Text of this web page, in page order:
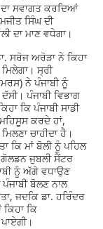
ਦਾ ਸਵਾਗਤ ਕਰਦਿਆਂ
ਸਿੰਘ ਦੀ
ਦਾ ਮਾਣ ਵਧੇਗਾ।
ਸਰੋਜ ਅਰੋੜਾ ਨੇ ਕਿਹਾ
ਸ੍ਰੀ
ਨੇ ਪੰਜਾਬੀ ਨੂੰ
ਪੰਜਾਬੀ ਵਿਭਾਗ
ਕਿ ਪੰਜਾਬੀ ਸਾਡੀ
ਕਰਦੇ ਹਾਂ,
ਚਾਹੀਦਾ ਹੈ।
ਕਿ ਮਾਂ ਬੋਲੀ ਨੂੰ ਪਹਿਲ
ਗੋਲਡਨ ਜੁਬਲੀ ਸੈਂਟਰ
ਨੂੰ ਅੱਗੇ ਵਧਾਉਣ
ਬੋਲਣ ਨਾਲ
ਜਦਕਿ ਡਾ. ਹਰਿੰਦਰ
ਕਿ